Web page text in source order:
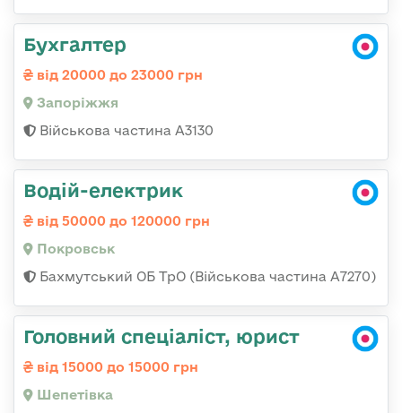
Бухгалтер
від 20000 до 23000 грн
Запоріжжя
Військова частина А3130
Водій-електрик
від 50000 до 120000 грн
Покровськ
Бахмутський ОБ ТрО (Військова частина А7270)
Головний спеціаліст, юрист
від 15000 до 15000 грн
Шепетівка